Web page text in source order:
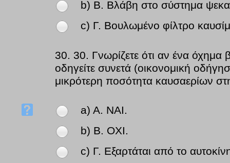
b) Β. Βλάβη στο σύστημα
c) Γ. Βουλωμένο φίλτρο
30. 30. Γνωρίζετε ότι αν ένα όχημα
οδηγείτε συνετά (οικονομική
μικρότερη ποσότητα καυσαερίων
a) Α. ΝΑΙ.
b) Β. ΟΧΙ.
c) Γ. Εξαρτάται από το